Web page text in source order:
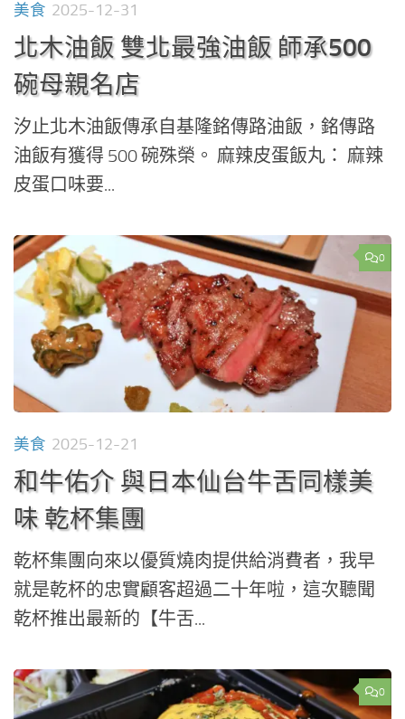
美食 2025-12-31
北木油飯 雙北最強油飯 師承500
碗母親名店
汐止北木油飯傳承自基隆銘傳路油飯，銘傳路
油飯有獲得 500 碗殊榮。 麻辣皮蛋飯丸： 麻辣
皮蛋口味要...
0
美食 2025-12-21
和牛佑介 與日本仙台牛舌同樣美
味 乾杯集團
乾杯集團向來以優質燒肉提供給消費者，我早
就是乾杯的忠實顧客超過二十年啦，這次聽聞
乾杯推出最新的【牛舌...
0